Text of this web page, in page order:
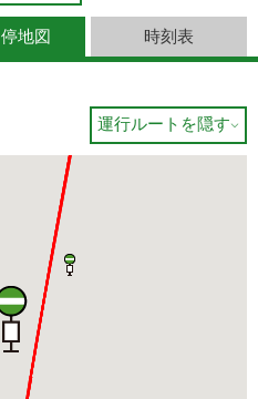
地図 時刻表
運行ルートを隠す